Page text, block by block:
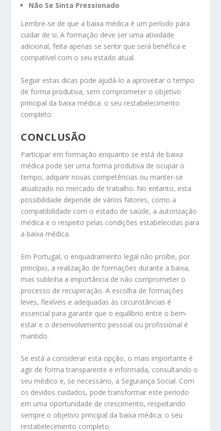
Não Se Sinta Pressionado
Lembre-se de que a baixa médica é um período para
cuidar de si. A formação deve ser uma atividade
adicional, feita apenas se sentir que será benéfica e
compatível com o seu estado atual.
Seguir estas dicas pode ajudá-lo a aproveitar o tempo
de forma produtiva, sem comprometer o objetivo
principal da baixa médica: o seu restabelecimento
completo.
CONCLUSÃO
Participar em formação enquanto se está de baixa
médica pode ser uma forma produtiva de ocupar o
tempo, adquirir novas competências ou manter-se
atualizado no mercado de trabalho. No entanto, esta
possibilidade depende de vários fatores, como a
compatibilidade com o estado de saúde, a autorização
médica e o respeito pelas condições estabelecidas para
a baixa médica.
Em Portugal, o enquadramento legal não proíbe, por
princípio, a realização de formações durante a baixa,
mas sublinha a importância de não comprometer o
processo de recuperação. A escolha de formações
leves, flexíveis e adequadas às circunstâncias é
essencial para garantir que o equilíbrio entre o bem-
estar e o desenvolvimento pessoal ou profissional é
mantido.
Se está a considerar esta opção, o mais importante é
agir de forma transparente e informada, consultando o
seu médico e, se necessário, a Segurança Social. Com
os devidos cuidados, pode transformar este período
em uma oportunidade de crescimento, respeitando
sempre o objetivo principal da baixa médica: o seu
restabelecimento completo.